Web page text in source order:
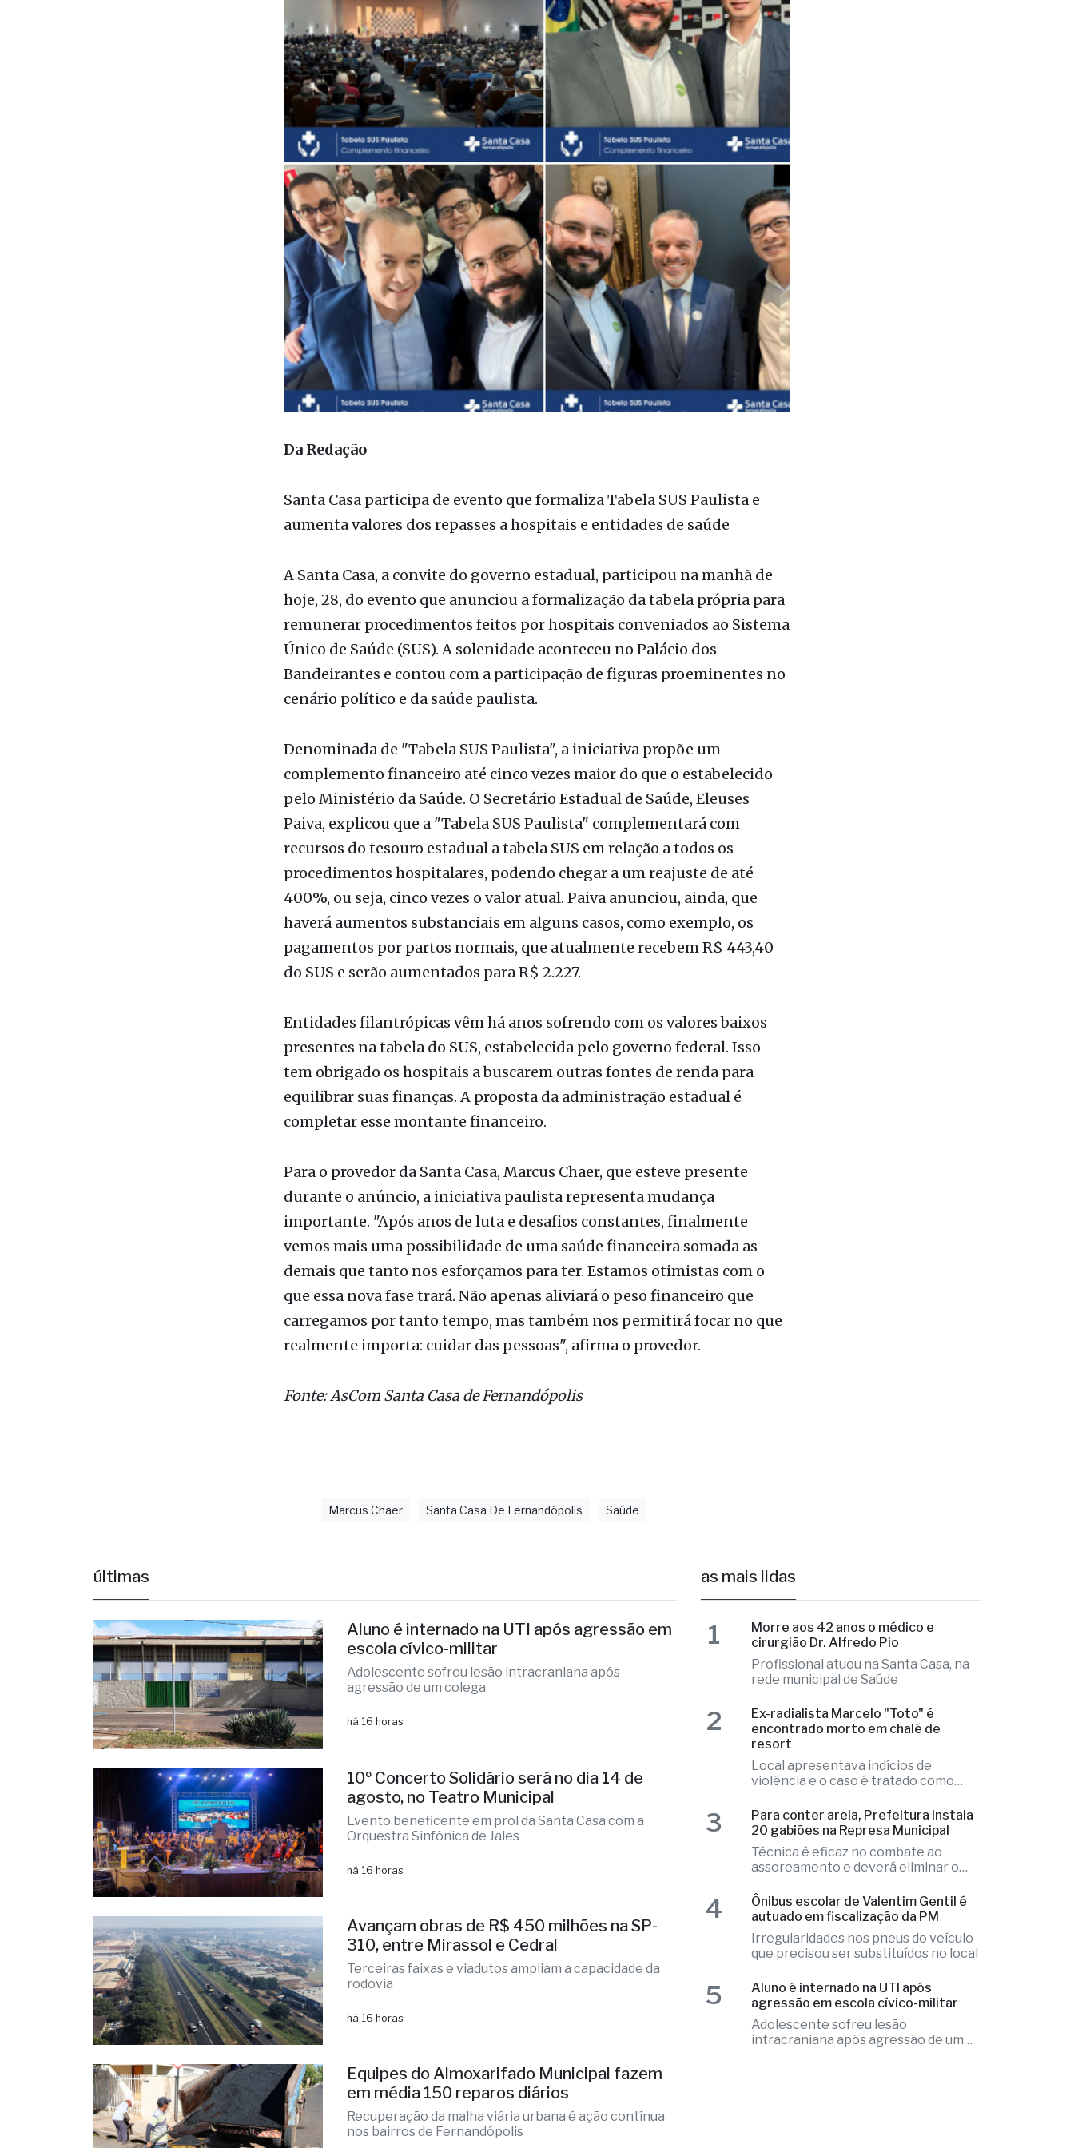
Santa Casa participa de evento que formaliza Tabela SUS Paulista e
aumenta valores dos repasses a hospitais e entidades de saúde
A Santa Casa, a convite do governo estadual, participou na manhã de
hoje, 28, do evento que anunciou a formalização da tabela própria para
Único de Saúde (SUS). A solenidade aconteceu no Palácio dos
Bandeirantes e contou com a participação de figuras proeminentes no
cenário político e da saúde paulista.
Denominada de "Tabela SUS Paulista", a iniciativa propõe um
complemento financeiro até cinco vezes maior do que o estabelecido
pelo Ministério da Saúde. O Secretário Estadual de Saúde, Eleuses
Paiva, explicou que a "Tabela SUS Paulista" complementará com
recursos do tesouro estadual a tabela SUS em relação a todos os
procedimentos hospitalares, podendo chegar a um reajuste de até
haverá aumentos substanciais em alguns casos, como exemplo, os
pagamentos por partos normais, que atualmente recebem R$ 443,40
do SUS e serão aumentados para R$ 2.227.
Entidades filantrópicas vêm há anos sofrendo com os valores baixos
tem obrigado os hospitais a buscarem outras fontes de renda para
equilibrar suas finanças. A proposta da administração estadual é
completar esse montante financeiro.
Para o provedor da Santa Casa, Marcus Chaer, que esteve presente
durante o anúncio, a iniciativa paulista representa mudança
importante. "Após anos de luta e desafios constantes, finalmente
vemos mais uma possibilidade de uma saúde financeira somada as
que essa nova fase trará. Não apenas aliviará o peso financeiro que
Fonte: AsCom Santa Casa de Fernandópolis
últimas
Adolescente sofreu lesão intracraniana após
agressão de um colega
há 16 horas
Evento beneficente em prol da Santa Casa com a
Orquestra Sinfônica de Jales
há 16 horas
Terceiras faixas e viadutos ampliam a capacidade da
rodovia
há 16 horas
as mais lidas
Morre aos 42 anos o médico e
cirurgião Dr. Alfredo Pio
Profissional atuou na Santa Casa, na
rede municipal de Saúde
1
Ex-radialista Marcelo "Toto" é
encontrado morto em chalé de
resort
Local apresentava indícios de
investigação
2
Para conter areia, Prefeitura instala
20 gabiões na Represa Municipal
Técnica é eficaz no combate ao
problema
3
Ônibus escolar de Valentim Gentil é
autuado em fiscalização da PM
Irregularidades nos pneus do veículo
4